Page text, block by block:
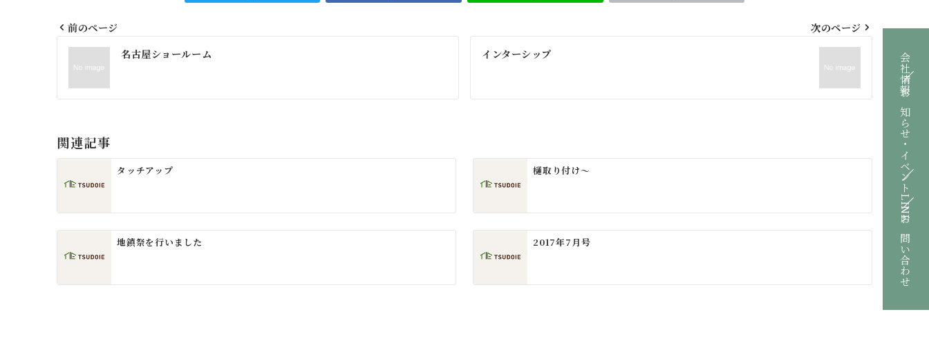
投
ナ
ゲ
ー
シ
ョ
ン
前のページ
名古屋ショールーム
次のページ
インターシップ
関連記事
タッチアップ 樋取り付け～
地鎮祭を行いました 2017年7月号
会社情報
お知らせ・イベント
LINE
お問い合わせ